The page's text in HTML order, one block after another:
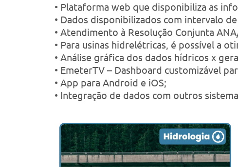
• Plataforma web que disponibiliza as
• Dados disponibilizados com intervalo
• Atendimento à Resolução Conjunta
• Para usinas hidrelétricas, é possível a
• Análise gráfica dos dados hídricos x
• EmeterTV – Dashboard customizável
• App para Android e iOS;
• Integração de dados com outros